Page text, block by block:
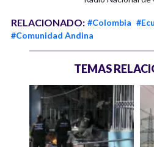
RELACIONADO: #Colombia
#Comunidad Andina
TEMAS